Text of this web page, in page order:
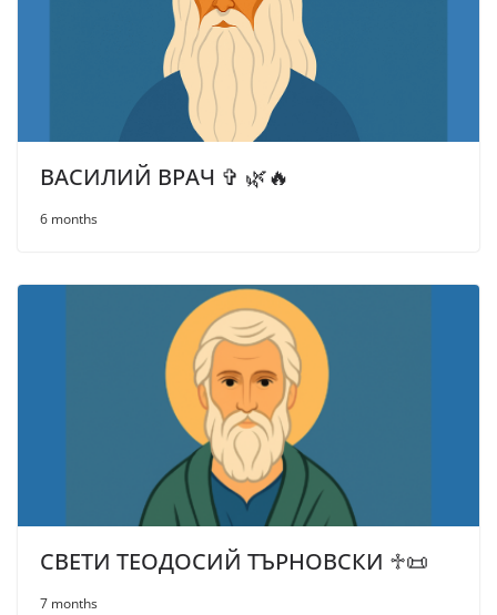
ВАСИЛИЙ ВРАЧ ✞ 🌿🔥
6 months
СВЕТИ ТЕОДОСИЙ ТЪРНОВСКИ ♱📜
7 months